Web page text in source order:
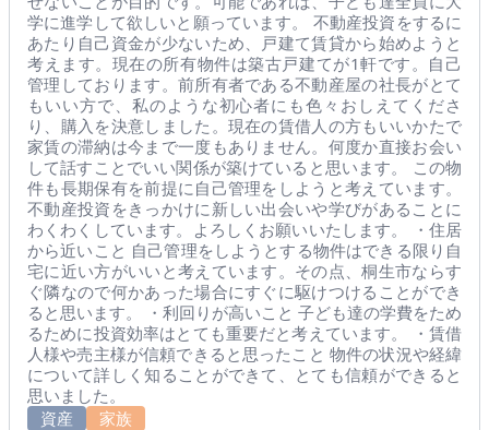
学に進学して欲しいと願っています。 不動産投資をするに
あたり自己資金が少ないため、戸建て賃貸から始めようと
考えます。現在の所有物件は築古戸建てが1軒です。自己
管理しております。前所有者である不動産屋の社長がとて
もいい方で、私のような初心者にも色々おしえてくださ
り、購入を決意しました。現在の賃借人の方もいいかたで
家賃の滞納は今まで一度もありません。何度か直接お会い
して話すことでいい関係が築けていると思います。 この物
件も長期保有を前提に自己管理をしようと考えています。
不動産投資をきっかけに新しい出会いや学びがあることに
わくわくしています。よろしくお願いいたします。 ・住居
から近いこと 自己管理をしようとする物件はできる限り自
宅に近い方がいいと考えています。その点、桐生市ならす
ぐ隣なので何かあった場合にすぐに駆けつけることができ
ると思います。 ・利回りが高いこと 子ども達の学費をため
るために投資効率はとても重要だと考えています。 ・賃借
人様や売主様が信頼できると思ったこと 物件の状況や経緯
について詳しく知ることができて、とても信頼ができると
思いました。
資産
家族